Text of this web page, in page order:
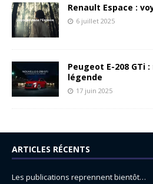
Renault Espace :
6 juillet 2025
Peugeot E-208 GTi
légende
17 juin 2025
ARTICLES RÉCENTS
Les publications reprennent bientôt…